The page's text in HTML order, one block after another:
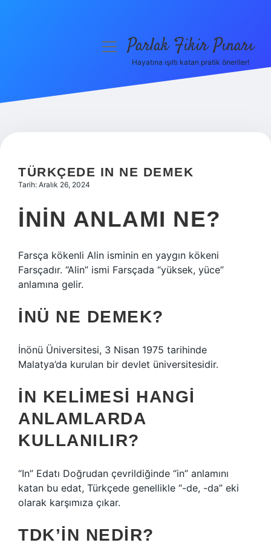
Hakkımızda
menüyüParlak Fikir Pınarı
Hayatına ışıltı katan pratik öneriler!
TÜRKÇEDE IN NE DEMEK
Tarih: Aralık 26, 2024
İNIN ANLAMI NE?
Farsça kökenli Alin isminin en yaygın kökeni
Farsçadır. “Alin” ismi Farsçada “yüksek, yüce”
anlamına gelir.
İNÜ NE DEMEK?
İnönü Üniversitesi, 3 Nisan 1975 tarihinde
Malatya’da kurulan bir devlet üniversitesidir.
İN KELIMESI HANGI
ANLAMLARDA
KULLANILIR?
“In” Edatı Doğrudan çevrildiğinde “in” anlamını
katan bu edat, Türkçede genellikle “-de, -da” eki
olarak karşımıza çıkar.
TDK’IN NEDIR?